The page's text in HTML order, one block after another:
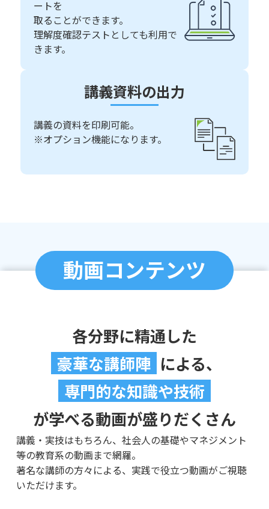
ートを
取ることができます。
理解度確認テストとしても利用で
きます。
講義資料の出力
講義の資料を印刷可能。
※オプション機能になります。
動画コンテンツ
各分野に精通した
豪華な講師陣 による、
専門的な知識や技術
が学べる動画が盛りだくさん
講義・実技はもちろん、社会人の基礎やマネジメント
等の教育系の動画まで網羅。
著名な講師の方々による、実践で役立つ動画がご視聴
いただけます。